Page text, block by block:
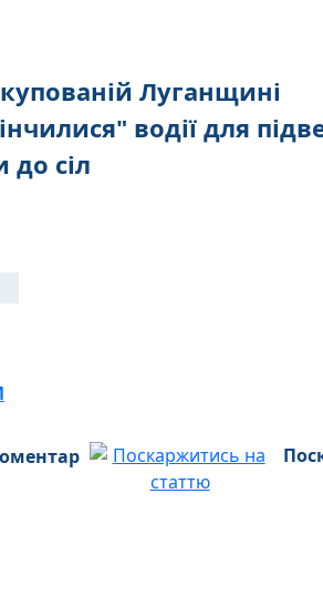
Луганщині
водії для
до сіл